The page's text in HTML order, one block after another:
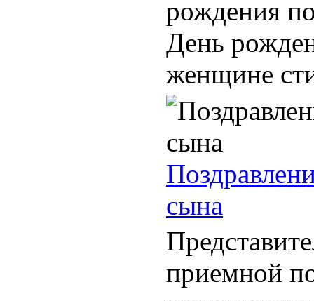
рождения
День
женщине
сына
приемной